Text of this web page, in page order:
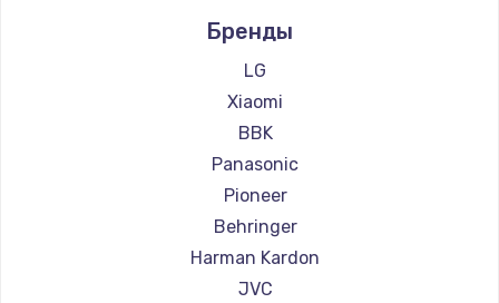
1300 руб.
Заказать
Замена сигнальной лампы
1200 руб.
Замена системной платы
1500 руб.
Бренды
LG
Xiaomi
BBK
Panasonic
Pioneer
Behringer
Harman Kardon
JVC